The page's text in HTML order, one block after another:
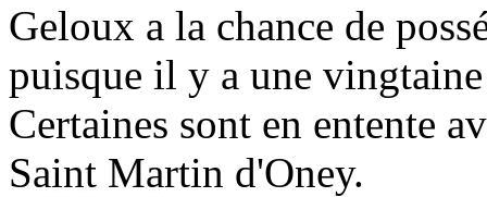
Geloux a la chance de
puisque il y a une
Certaines sont en entente
Saint Martin d'Oney.